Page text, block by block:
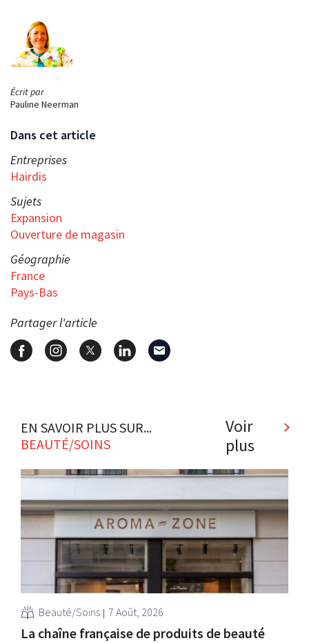
Écrit par
Pauline Neerman
Dans cet article
Entreprises
Hairdis
Sujets
Expansion
Ouverture de magasin
Géographie
France
Pays-Bas
Partager l'article
EN SAVOIR PLUS SUR...
BEAUTÉ/SOINS
Voir
plus
Beauté/Soins 7 Août, 2026
La chaîne française de produits de beauté